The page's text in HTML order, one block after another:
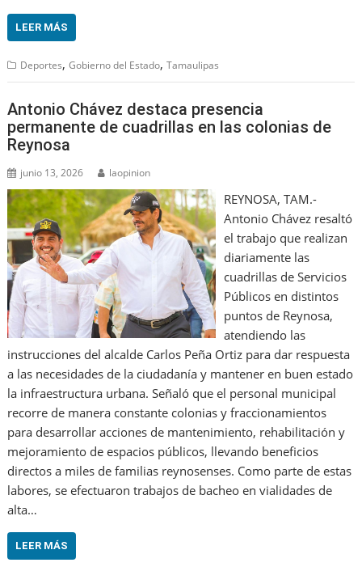
LEER MÁS
Deportes,Gobierno del Estado,Tamaulipas
Antonio Chávez destaca presencia
permanente de cuadrillas en las colonias de
Reynosa
junio 13, 2026 laopinion
REYNOSA, TAM.-
Antonio Chávez resaltó
el trabajo que realizan
diariamente las
cuadrillas de Servicios
Públicos en distintos
puntos de Reynosa,
atendiendo las
instrucciones del alcalde Carlos Peña Ortiz para dar respuesta
a las necesidades de la ciudadanía y mantener en buen estado
la infraestructura urbana. Señaló que el personal municipal
recorre de manera constante colonias y fraccionamientos
para desarrollar acciones de mantenimiento, rehabilitación y
mejoramiento de espacios públicos, llevando beneficios
directos a miles de familias reynosenses. Como parte de estas
labores, se efectuaron trabajos de bacheo en vialidades de
alta…
LEER MÁS